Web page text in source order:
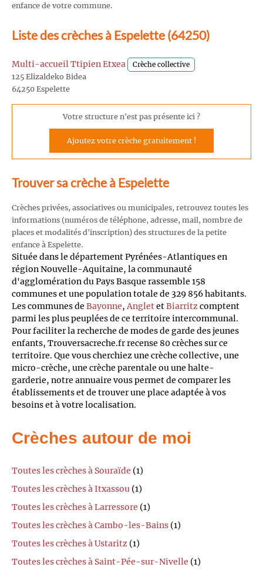
enfance de votre commune.
Liste des crèches à Espelette (64250)
Multi-accueil Ttipien Etxea Crèche collective
125 Elizaldeko Bidea
64250 Espelette
Votre structure n'est pas présente ici ?
Ajoutez votre crèche gratuitement !
Trouver sa crèche à Espelette
Crèches privées, associatives ou municipales, retrouvez toutes les
informations (numéros de téléphone, adresse, mail, nombre de
places et modalités d'inscription) des structures de la petite
enfance à Espelette.
Située dans le département Pyrénées-Atlantiques en
région Nouvelle-Aquitaine, la communauté
d'agglomération du Pays Basque rassemble 158
communes et une population totale de 329 856 habitants.
Les communes de Bayonne,AngletetBiarritzcomptent
parmi les plus peuplées de ce territoire intercommunal.
Pour faciliter la recherche de modes de garde des jeunes
enfants, Trouversacreche.fr recense 80 crèches sur ce
territoire. Que vous cherchiez une crèche collective, une
micro-crèche, une crèche parentale ou une halte-
garderie, notre annuaire vous permet de comparer les
établissements et de trouver une place adaptée à vos
besoins et à votre localisation.
Crèches autour de moi
Toutes les crèches à Souraïde (1)
Toutes les crèches à Itxassou (1)
Toutes les crèches à Larressore (1)
Toutes les crèches à Cambo-les-Bains (1)
Toutes les crèches à Ustaritz (1)
Toutes les crèches à Saint-Pée-sur-Nivelle (1)